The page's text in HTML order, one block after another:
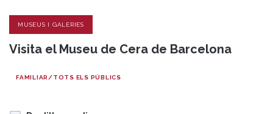
MUSEUS I GALERIES
Visita el Museu de Cera de Barcelona
FAMILIAR/TOTS ELS PÚBLICS